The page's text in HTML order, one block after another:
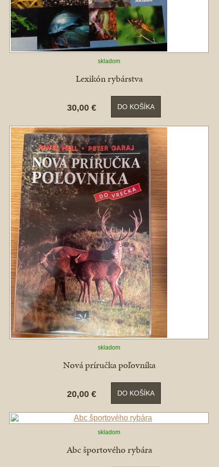
skladom
Lexikón rybárstva
30,00 € DO KOŠÍKA
skladom
Nová príručka poľovníka
20,00 € DO KOŠÍKA
skladom
Abc športového rybára